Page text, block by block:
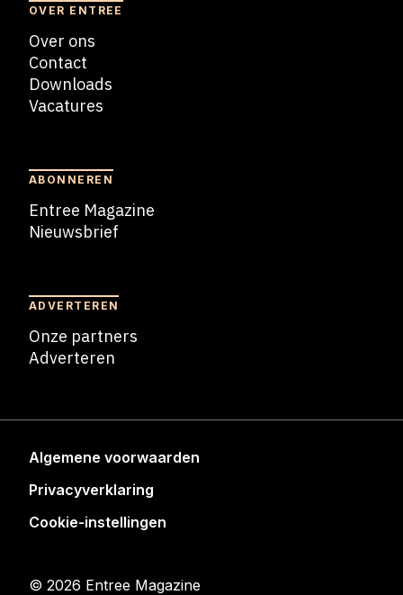
OVER ENTREE
Over ons
Contact
Downloads
Vacatures
ABONNEREN
Entree Magazine
Nieuwsbrief
ADVERTEREN
Onze partners
Adverteren
Algemene voorwaarden
Privacyverklaring
Cookie-instellingen
© 2026 Entree Magazine